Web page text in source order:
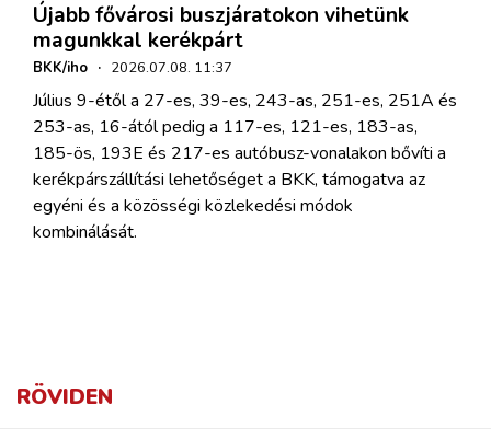
Újabb fővárosi buszjáratokon vihetünk
magunkkal kerékpárt
BKK/iho · 2026.07.08. 11:37
Július 9-étől a 27-es, 39-es, 243-as, 251-es, 251A és
253-as, 16-ától pedig a 117-es, 121-es, 183-as,
185-ös, 193E és 217-es autóbusz-vonalakon bővíti a
kerékpárszállítási lehetőséget a BKK, támogatva az
egyéni és a közösségi közlekedési módok
kombinálását.
RÖVIDEN